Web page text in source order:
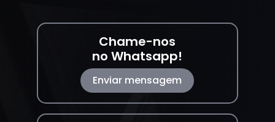
Chame-nos
no Whatsapp!
Enviar mensagem